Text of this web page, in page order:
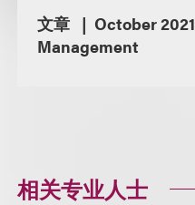
文章 October 2021
Management
相关专业人士